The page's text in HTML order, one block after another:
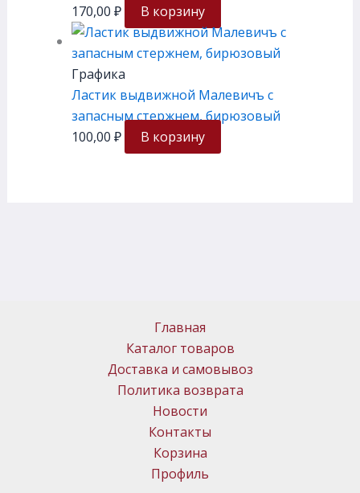
170,00 ₽ В корзину
Графика
Ластик выдвижной Малевичъ с
запасным стержнем, бирюзовый
100,00 ₽ В корзину
Главная
Каталог товаров
Доставка и самовывоз
Политика возврата
Новости
Контакты
Корзина
Профиль